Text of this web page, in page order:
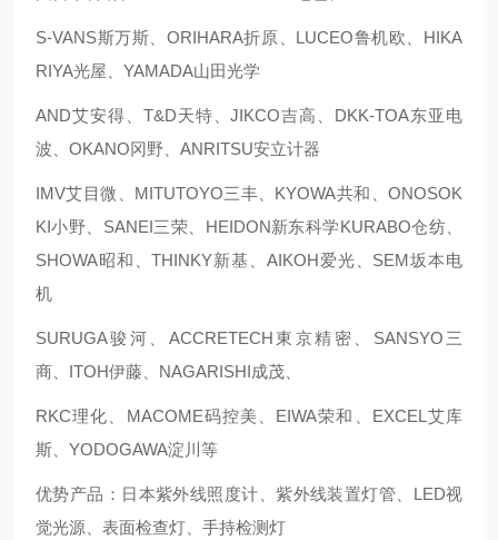
S-VANS斯万斯、ORIHARA折原、LUCEO鲁机欧、HIKA
RIYA光屋、YAMADA山田光学
AND艾安得、T&D天特、JIKCO吉高、DKK-TOA东亚电
波、OKANO冈野、ANRITSU安立计器
IMV艾目微、MITUTOYO三丰、KYOWA共和、ONOSOK
KI小野、SANEI三荣、HEIDON新东科学KURABO仓纺、
SHOWA昭和、THINKY新基、AIKOH爱光、SEM坂本电
机
SURUGA骏河、ACCRETECH東京精密、SANSYO三
商、ITOH伊藤、NAGARISHI成茂、
RKC理化、MACOME码控美、EIWA荣和、EXCEL艾库
斯、YODOGAWA淀川等
优势产品：日本紫外线照度计、紫外线装置灯管、LED视
觉光源、表面检查灯、手持检测灯